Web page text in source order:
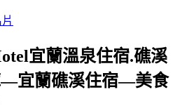
宜蘭溫泉住宿.礁溪
—宜蘭礁溪住宿—美食